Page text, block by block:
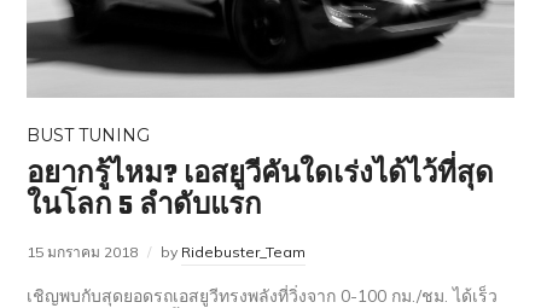
BUST TUNING
อยากรู้ไหม? เอสยูวีคันใดเร่งได้ไว้ที่สุด
ในโลก 5 ลำดับแรก
15 มกราคม 2018 by Ridebuster_Team
เชิญพบกับสุดยอดรถเอสยูวีทรงพลังที่วิ่งจาก 0-100 กม./ชม. ได้เร็ว